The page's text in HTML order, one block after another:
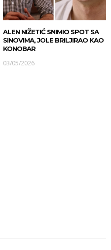
ALEN NIŽETIĆ SNIMIO SPOT SA
SINOVIMA, JOLE BRILJIRAO KAO
KONOBAR
03/05/2026